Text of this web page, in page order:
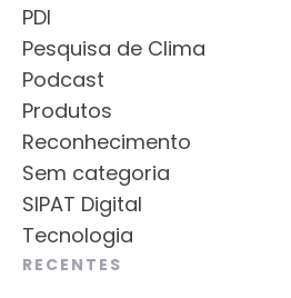
PDI
Pesquisa de Clima
Podcast
Produtos
Reconhecimento
Sem categoria
SIPAT Digital
Tecnologia
RECENTES